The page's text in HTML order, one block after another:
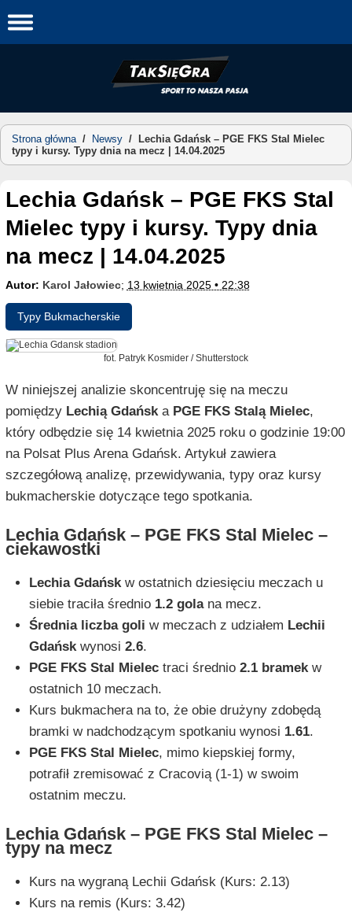
to
Strona główna/ Newsy /
Lechia Gdańsk – PGE FKS Stal Mielec
typy i kursy. Typy dnia na mecz | 14.04.2025
Lechia Gdańsk – PGE FKS Stal
Mielec typy i kursy. Typy dnia
na mecz | 14.04.2025
Autor: Karol Jałowiec; 13 kwietnia 2025 • 22:38
Typy Bukmacherskie
fot. Patryk Kosmider / Shutterstock
W niniejszej analizie skoncentruję się na meczu
pomiędzy Lechią Gdańska PGE FKS Stalą Mielec,
który odbędzie się 14 kwietnia 2025 roku o godzinie 19:00
na Polsat Plus Arena Gdańsk. Artykuł zawiera
szczegółową analizę, przewidywania, typy oraz kursy
bukmacherskie dotyczące tego spotkania.
Lechia Gdańsk – PGE FKS Stal Mielec –
ciekawostki
Lechia Gdańskw ostatnich dziesięciu meczach u
siebie traciła średnio 1.2 golana mecz.
Średnia liczba goli w meczach z udziałem Lechii
Gdańskwynosi 2.6.
PGE FKS Stal Mielectraci średnio 2.1 bramekw
ostatnich 10 meczach.
Kurs bukmachera na to, że obie drużyny zdobędą
bramki w nadchodzącym spotkaniu wynosi 1.61.
PGE FKS Stal Mielec, mimo kiepskiej formy,
potrafił zremisować z Cracovią (1-1) w swoim
ostatnim meczu.
Lechia Gdańsk – PGE FKS Stal Mielec –
typy na mecz
Kurs na wygraną Lechii Gdańsk (Kurs: 2.13)
Kurs na remis (Kurs: 3.42)